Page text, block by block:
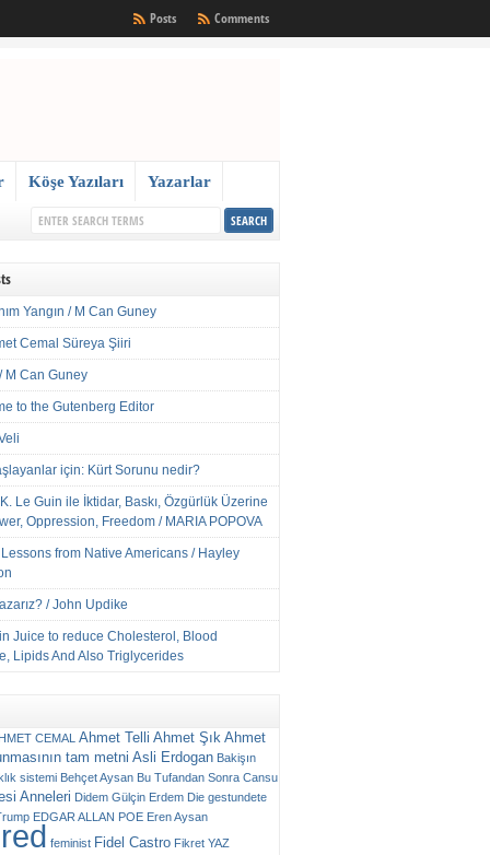
Comments
Posts
Köşe Yazıları Yazarlar
Yangın / M Can Guney
Cemal Süreya Şiiri
M Can Guney
to the Gutenberg Editor
için: Kürt Sorunu nedir?
Le Guin ile İktidar, Baskı, Özgürlük Üzerine
Oppression, Freedom / MARIA POPOVA
from Native Americans / Hayley
/ John Updike
Juice to reduce Cholesterol, Blood
Lipids And Also Triglycerides
CEMAL Ahmet Telli Ahmet Şık Ahmet
tam metni Asli Erdogan Bakişın
sistemi Behçet Aysan Bu Tufandan Sonra Cansu
Anneleri Didem Gülçin Erdem Die gestundete
EDGAR ALLAN POE Eren Aysan
feminist Fidel Castro Fikret YAZ